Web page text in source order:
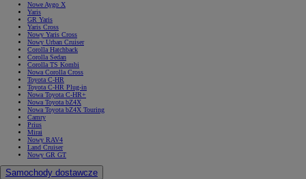
Nowe Aygo X
Yaris
GR Yaris
Yaris Cross
Nowy Yaris Cross
Nowy Urban Cruiser
Corolla Hatchback
Corolla Sedan
Corolla TS Kombi
Nowa Corolla Cross
Toyota C-HR
Toyota C-HR Plug-in
Nowa Toyota C-HR+
Nowa Toyota bZ4X
Nowa Toyota bZ4X Touring
Camry
Prius
Mirai
Nowy RAV4
Land Cruiser
Nowy GR GT
Samochody dostawcze